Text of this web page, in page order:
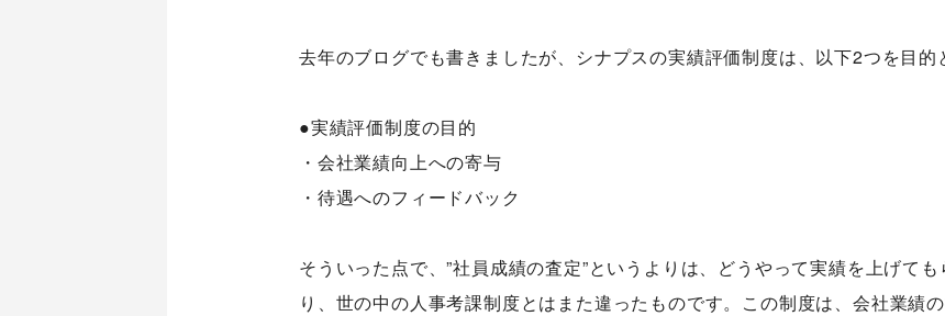
去年のブログでも書きましたが、シナプスの実績評価制度は、以下2つを目的
●実績評価制度の目的
・会社業績向上への寄与
・待遇へのフィードバック
そういった点で、”社員成績の査定”というよりは、どうやって実績を上げて
り、世の中の人事考課制度とはまた違ったものです。この制度は、会社業績